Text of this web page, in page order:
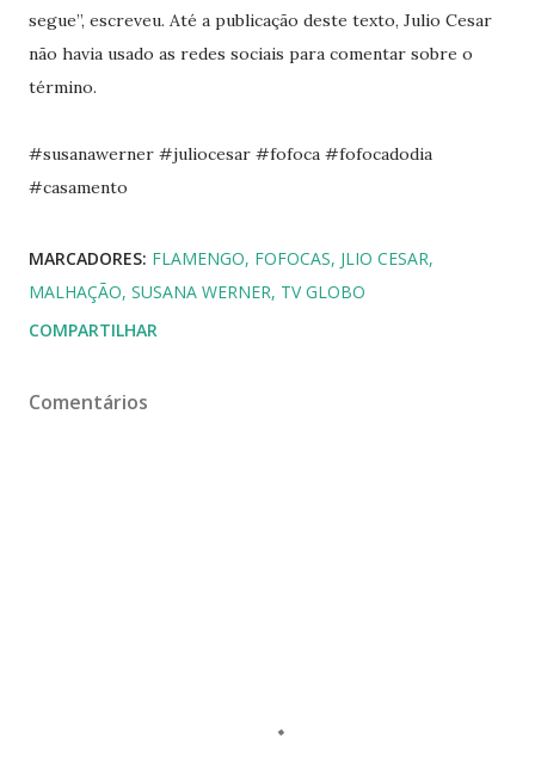
segue”, escreveu. Até a publicação deste texto, Julio Cesar
não havia usado as redes sociais para comentar sobre o
término.
#susanawerner #juliocesar #fofoca #fofocadodia
#casamento
MARCADORES: FLAMENGO FOFOCAS JLIO CESAR
MALHAÇÃO SUSANA WERNER TV GLOBO
COMPARTILHAR
Comentários